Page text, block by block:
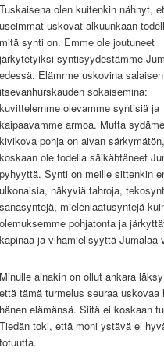
Tuskaisena olen kuitenkin nähnyt,
useimmat uskovat alkuunkaan
mitä synti on. Emme ole joutuneet
järkytetyiksi syntisyydestämme
edessä. Elämrme uskovina salaisen
itsevanhurskauden sokaisemina:
kuvittelernme olevamme syntisiä ja
kaipaavamme armoa. Mutta
kivikova pohja on aivan
koskaan ole todella säikähtäneet
pyhyyttä. Synti on meille sittenkin
ulkonaisia, näkyviä tahroja,
sanasyntejä, mielenlaatusyntejä
olemuksemme pohjatonta ja
kapinaa ja vihamielisyyttä Jumalaa
Minulle ainakin on ollut ankara
että tämä turmelus seuraa uskovaa
hänen elämänsä. Siitä ei koskaan
Tiedän toki, että moni ystävä ei
totuutta.